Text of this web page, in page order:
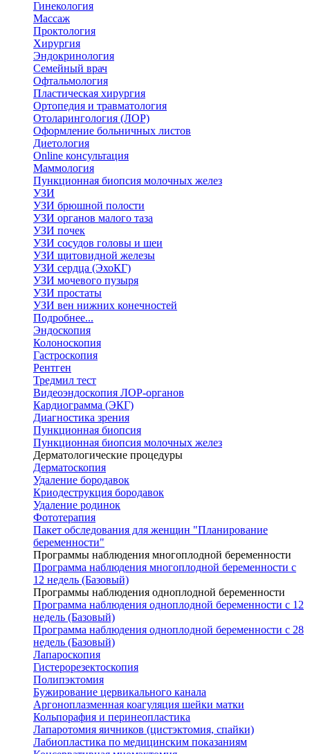
Гинекология
Массаж
Проктология
Хирургия
Эндокринология
Семейный врач
Офтальмология
Пластическая хирургия
Ортопедия и травматология
Отоларингология (ЛОР)
Оформление больничных листов
Диетология
Online консультация
Маммология
Пункционная биопсия молочных желез
УЗИ
УЗИ брюшной полости
УЗИ органов малого таза
УЗИ почек
УЗИ сосудов головы и шеи
УЗИ щитовидной железы
УЗИ сердца (ЭхоКГ)
УЗИ мочевого пузыря
УЗИ простаты
УЗИ вен нижних конечностей
Подробнее...
Эндоскопия
Колоноскопия
Гастроскопия
Рентген
Тредмил тест
Видеоэндоскопия ЛОР-органов
Кардиограмма (ЭКГ)
Диагностика зрения
Пункционная биопсия
Пункционная биопсия молочных желез
Дерматологические процедуры
Дерматоскопия
Удаление бородавок
Криодеструкция бородавок
Удаление родинок
Фототерапия
Пакет обследования для женщин "Планирование
беременности"
Программы наблюдения многоплодной беременности
Программа наблюдения многоплодной беременности с
12 недель (Базовый)
Программы наблюдения одноплодной беременности
Программа наблюдения одноплодной беременности с 12
недель (Базовый)
Программа наблюдения одноплодной беременности с 28
недель (Базовый)
Лапароскопия
Гистерорезектоскопия
Полипэктомия
Бужирование цервикального канала
Аргоноплазменная коагуляция шейки матки
Кольпорафия и перинеопластика
Лапаротомия яичников (цистэктомия, спайки)
Лабиопластика по медицинским показаниям